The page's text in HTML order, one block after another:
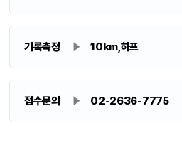
기록측정 10km,하프
접수문의 02-2636-7775